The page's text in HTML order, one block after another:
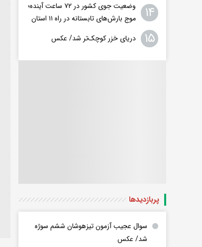
۱۴
وضعیت جوی کشور در ۷۲ ساعت آینده؛
موج بارش‌های تابستانه در راه ۱۱ استان
۱۵ دریای خزر کوچک‌تر شد/ عکس
پربازدید‌ها
سوال عجیب آزمون تیزهوشان ششم سوژه
شد/ عکس